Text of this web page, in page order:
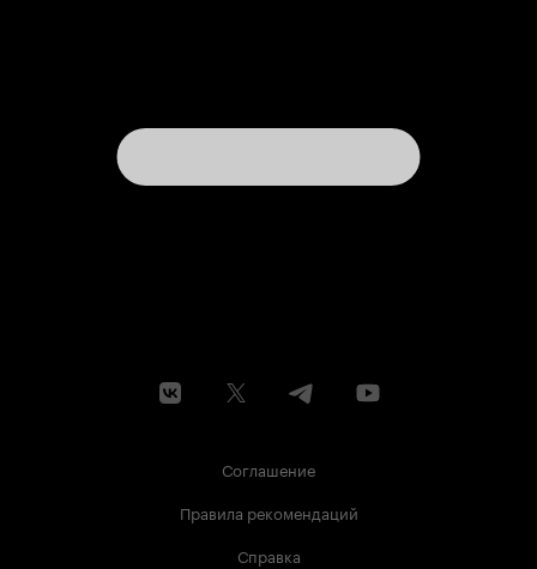
Соглашение
Правила рекомендаций
Справка